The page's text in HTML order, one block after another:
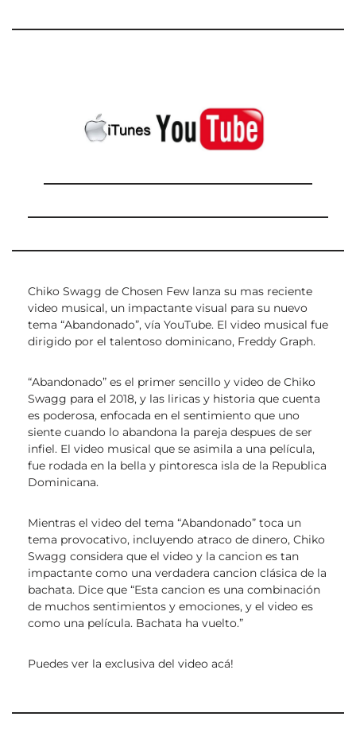
Chiko Swagg de Chosen Few lanza su mas reciente
video musical, un impactante visual para su nuevo
tema “Abandonado”, vía YouTube. El video musical fue
dirigido por el talentoso dominicano, Freddy Graph.
“Abandonado” es el primer sencillo y video de Chiko
Swagg para el 2018, y las liricas y historia que cuenta
es poderosa, enfocada en el sentimiento que uno
siente cuando lo abandona la pareja despues de ser
infiel. El video musical que se asimila a una película,
fue rodada en la bella y pintoresca isla de la Republica
Dominicana.
Mientras el video del tema “Abandonado” toca un
tema provocativo, incluyendo atraco de dinero, Chiko
Swagg considera que el video y la cancion es tan
impactante como una verdadera cancion clásica de la
bachata. Dice que “Esta cancion es una combinación
de muchos sentimientos y emociones, y el video es
como una película. Bachata ha vuelto.”
Puedes ver la exclusiva del video acá!